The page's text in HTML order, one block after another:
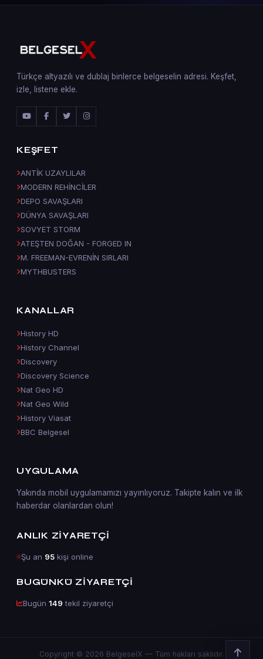
Türkçe altyazılı ve dublaj binlerce belgeselin adresi. Keşfet,
izle, listene ekle.
KEŞFET
ANTİK UZAYLILAR
MODERN REHİNCİLER
DEPO SAVAŞLARI
DÜNYA SAVAŞLARI
SOVYET STORM
ATEŞTEN DOĞAN - FORGED IN
M. FREEMAN-EVRENİN SIRLARI
MYTHBUSTERS
KANALLAR
History HD
History Channel
Discovery
Discovery Science
Nat Geo HD
Nat Geo Wild
History Viasat
BBC Belgesel
UYGULAMA
Yakında mobil uygulamamızı yayınlıyoruz. Takipte kalın ve ilk
haberdar olanlardan olun!
ANLIK ZIYARETÇI
Şu an 95 kişi online
BUGÜNKÜ ZIYARETÇI
Bugün 149 tekil ziyaretçi
Copyright © 2026 BelgeselX — Tüm hakları saklıdır.